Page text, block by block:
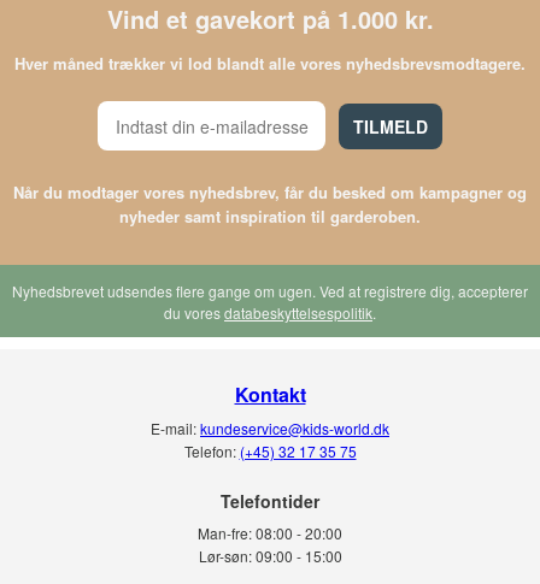
Vind et gavekort på 1.000 kr.
Hver måned trækker vi lod blandt alle vores nyhedsbrevsmodtagere.
TILMELD
Når du modtager vores nyhedsbrev, får du besked om kampagner og
nyheder samt inspiration til garderoben.
Nyhedsbrevet udsendes flere gange om ugen. Ved at registrere dig, accepterer
du voresdatabeskyttelsespolitik.
Kontakt
E-mail:kundeservice@kids-world.dk
Telefon: (+45) 32 17 35 75
Telefontider
Man-fre:08:00 - 20:00
Lør-søn: 09:00 - 15:00